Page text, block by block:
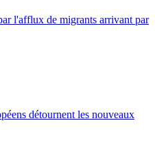
l'afflux de migrants arrivant par
détournent les nouveaux